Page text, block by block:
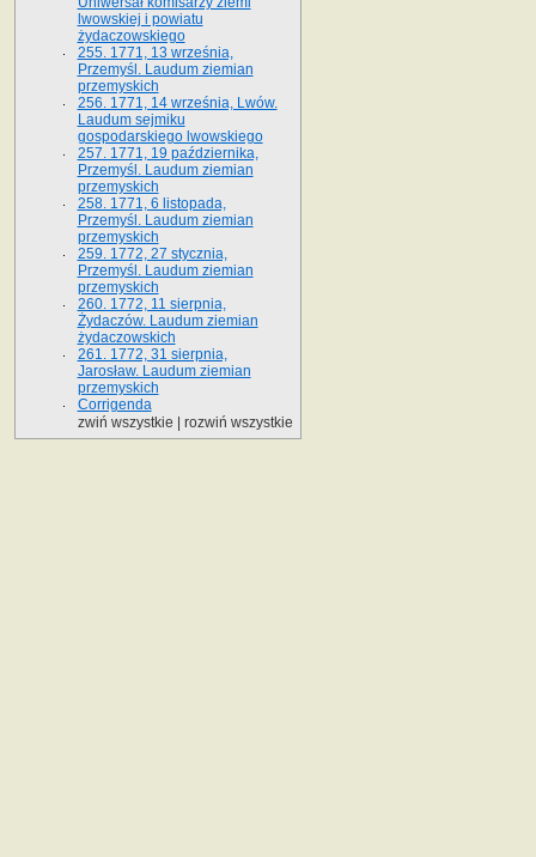
lwowskiej i powiatu
żydaczowskiego
255. 1771, 13 września,
Przemyśl. Laudum ziemian
przemyskich
256. 1771, 14 września, Lwów.
Laudum sejmiku
gospodarskiego lwowskiego
257. 1771, 19 października,
Przemyśl. Laudum ziemian
przemyskich
258. 1771, 6 listopada,
Przemyśl. Laudum ziemian
przemyskich
259. 1772, 27 stycznia,
Przemyśl. Laudum ziemian
przemyskich
260. 1772, 11 sierpnia,
Żydaczów. Laudum ziemian
żydaczowskich
261. 1772, 31 sierpnia,
Jarosław. Laudum ziemian
przemyskich
Corrigenda
zwiń wszystkie
rozwiń wszystkie